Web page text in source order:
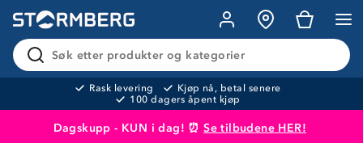
Søk etter produkter og kategorier
Rask levering
Kjøp nå, betal senere
100 dagers åpent kjøp
Dagskupp - KUN i dag! ⏰Se tilbudene HER!